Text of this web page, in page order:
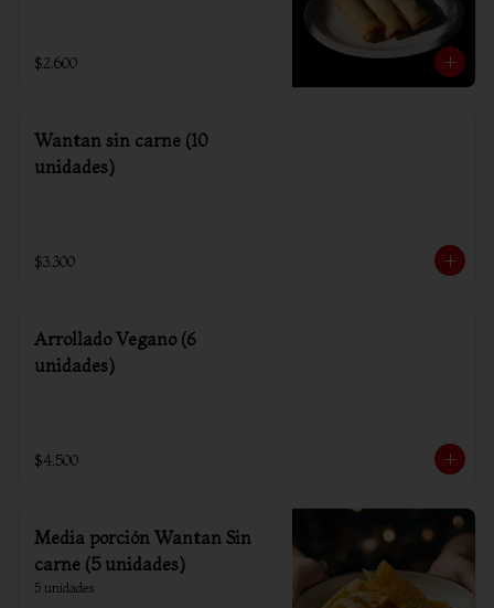
$2.600
Wantan sin carne (10
unidades)
$3.300
Arrollado Vegano (6
unidades)
$4.500
Media porción Wantan Sin
carne (5 unidades)
5 unidades